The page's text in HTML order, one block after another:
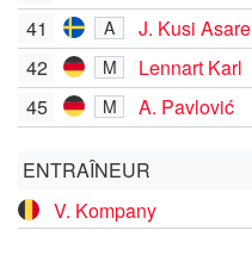
41
A
J. Kusi Asare
42
M
Lennart Karl
45
M A. Pavlović
ENTRAÎNEUR
V. Kompany